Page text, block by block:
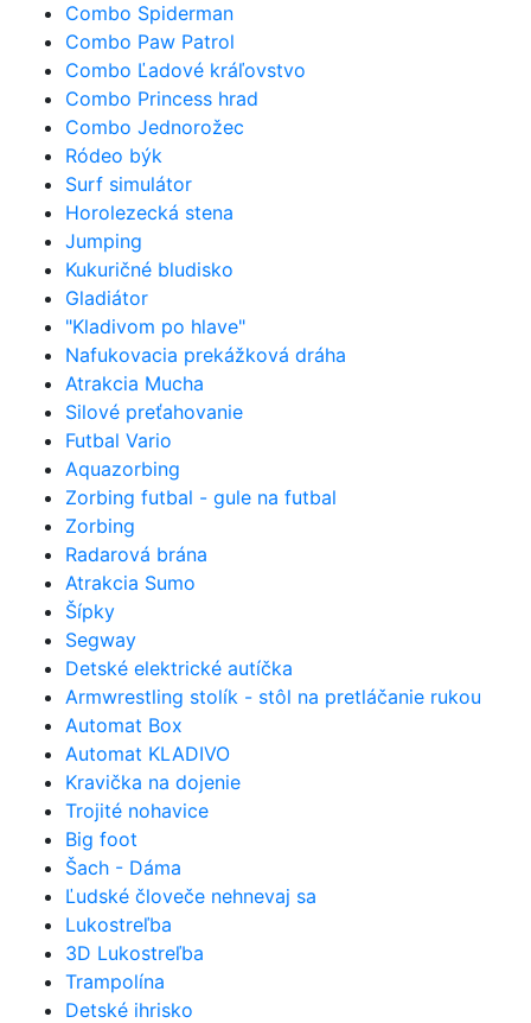
Combo Spiderman
Combo Paw Patrol
Combo Ľadové kráľovstvo
Combo Princess hrad
Combo Jednorožec
Ródeo býk
Surf simulátor
Horolezecká stena
Jumping
Kukuričné bludisko
Gladiátor
"Kladivom po hlave"
Nafukovacia prekážková dráha
Atrakcia Mucha
Silové preťahovanie
Futbal Vario
Aquazorbing
Zorbing futbal - gule na futbal
Zorbing
Radarová brána
Atrakcia Sumo
Šípky
Segway
Detské elektrické autíčka
Armwrestling stolík - stôl na pretláčanie rukou
Automat Box
Automat KLADIVO
Kravička na dojenie
Trojité nohavice
Big foot
Šach - Dáma
Ľudské človeče nehnevaj sa
Lukostreľba
3D Lukostreľba
Trampolína
Detské ihrisko